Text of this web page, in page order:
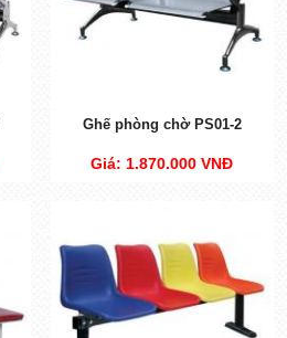
Ghế phòng chờ PS01-2
Giá: 1.870.000 VNĐ